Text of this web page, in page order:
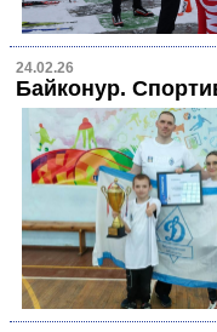
24.02.26
Байконур.